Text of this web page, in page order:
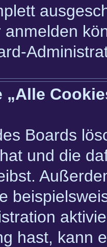
anmelden
„Alle
Boards
und die
hast, kann